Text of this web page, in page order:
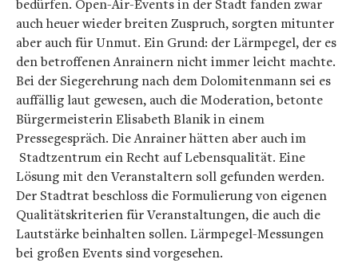
bedürfen. Open-Air-Events in der Stadt fanden zwar
auch heuer wieder breiten Zuspruch, sorgten mitunter
aber auch für Unmut. Ein Grund: der Lärmpegel, der es
den betroffenen Anrainern nicht immer leicht machte.
Bei der Siegerehrung nach dem Dolomitenmann sei es
auffällig laut gewesen, auch die Moderation, betonte
Bürgermeisterin Elisabeth Blanik in einem
Pressegespräch. Die Anrainer hätten aber auch im
Stadtzentrum ein Recht auf Lebensqualität. Eine
Lösung mit den Veranstaltern soll gefunden werden.
Der Stadtrat beschloss die Formulierung von eigenen
Qualitätskriterien für Veranstaltungen, die auch die
Lautstärke beinhalten sollen. Lärmpegel-Messungen
bei großen Events sind vorgesehen.